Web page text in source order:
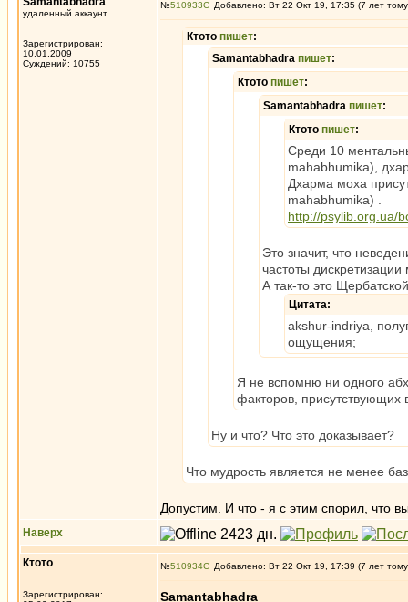
удаленный аккаунт
Зарегистрирован:
10.01.2009
Суждений: 10755
№510933 Добавлено: Вт 22 Окт 19, 17:35 (7 лет
Ктото пишет:
Samantabhadra пишет:
Ктото пишет:
Samantabhadra пишет:
Ктото пишет:
Среди 10
mahabhumika),
Дхарма моха
mahabhumika) .
http://psylib.org.ua/
Это значит, что
частоты
А так-то это
Цитата:
akshur-indriya,
ощущения;
Я не вспомню ни одного
факторов,
Ну и что? Что это доказывает?
Что мудрость является не менее
Допустим. И что - я с этим спорил, что
Наверх
Ктото
Зарегистрирован:
№510934 Добавлено: Вт 22 Окт 19, 17:39 (7 лет
Samantabhadra